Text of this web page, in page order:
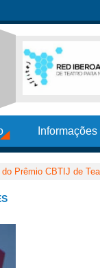
Prêmio CBTIJ de